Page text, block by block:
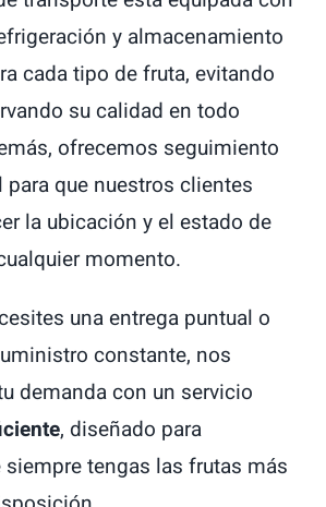
y almacenamiento
cada tipo de fruta, evitando
su calidad en todo
ofrecemos seguimiento
que nuestros clientes
la ubicación y el estado de
momento.
una entrega puntual o
constante, nos
demanda con un servicio
, diseñado para
siempre tengas las frutas más